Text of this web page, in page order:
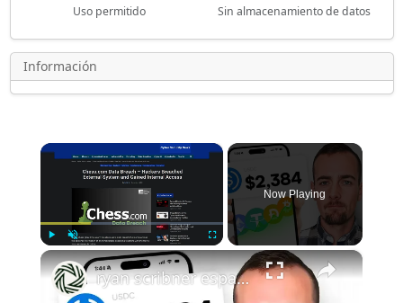
Uso permitido Sin almacenamiento de datos
Información
×
Now Playing
×
ryan scribner espanol: cómo aceptar criptomonedas en 2025: la guía definitiva para pagos digitales